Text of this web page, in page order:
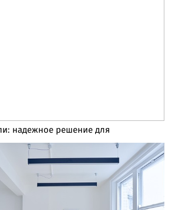
надежное решение для